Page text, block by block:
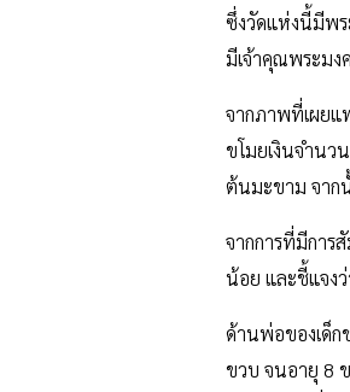
ซึ่งวัดแห่งนี้มีพร
มีเจ้าคุณพระมง
จากภาพที่เผยแ
ขโมยเงินจำนว
ต้นมะขาม จาก
จากการที่มีการ
น้อย และชี้แจง
ด้านพ่อของเด็ก
ขวบ จนอายุ 8